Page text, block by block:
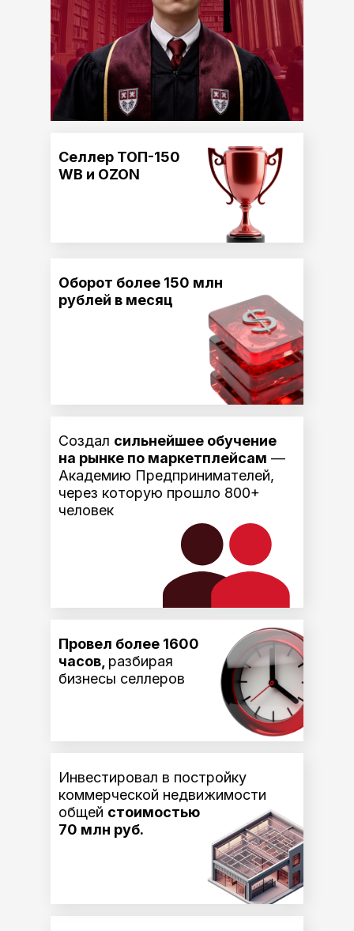
Создал сильнейшее обучение
на рынке по маркетплейсам —
Академию Предпринимателей,
через которую прошло 800+
человек
Селлер ТОП-150
WB и OZON
Провел более 1600
часов, разбирая
бизнесы селлеров
Оборот более 150 млн
рублей в месяц
Инвестировал в постройку
коммерческой недвижимости
общей стоимостью
70 млн руб.